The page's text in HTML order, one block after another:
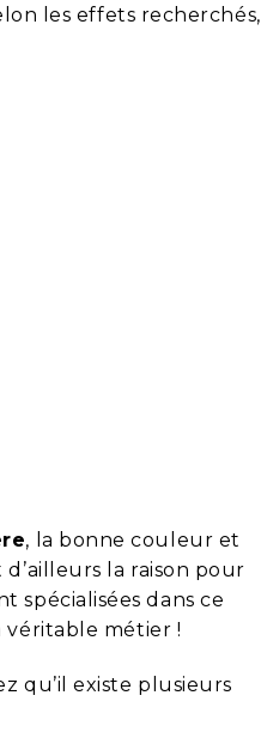
les effets recherchés,
, la bonne couleur et
d’ailleurs la raison pour
spécialisées dans ce
véritable métier !
qu’il existe plusieurs